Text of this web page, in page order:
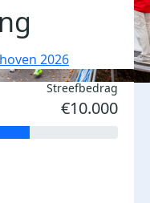
2026
Streefbedrag
€10.000